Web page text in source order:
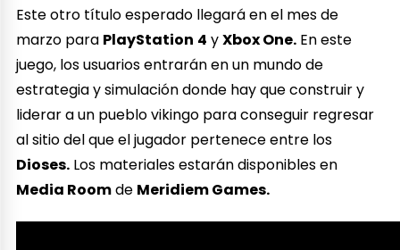
Este otro título esperado llegará en el mes de
marzo para PlayStation 4 yXbox One. En este
juego, los usuarios entrarán en un mundo de
estrategia y simulación donde hay que construir y
liderar a un pueblo vikingo para conseguir regresar
al sitio del que el jugador pertenece entre los
Dioses. Los materiales estarán disponibles en
Media Roomde Meridiem Games.